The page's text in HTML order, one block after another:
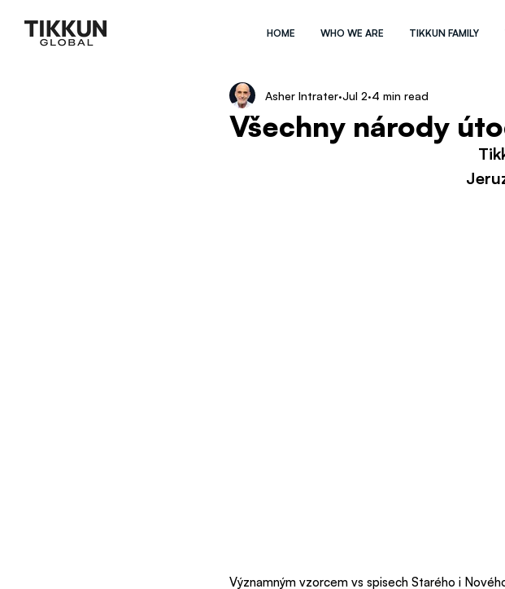
HOME WHO WE ARE TIKKUN FAMILY
Všechny národy
Asher Intrater Jul 2 4 min read
Významným vzorcem vs spisech Starého i